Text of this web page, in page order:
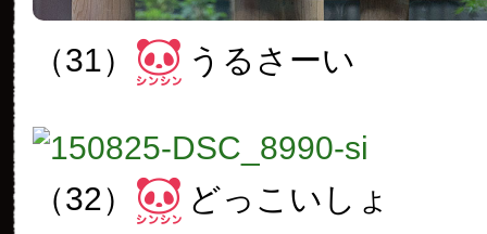
（31） うるさーい
（32） どっこいしょ